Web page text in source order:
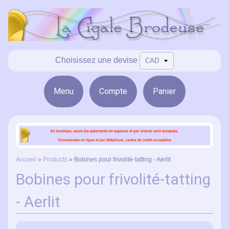
Choisissez une devise
Menu Compte Panier
Accueil » Products » Bobines pour frivolité-tatting - Aerlit
Bobines pour frivolité-tatting
- Aerlit